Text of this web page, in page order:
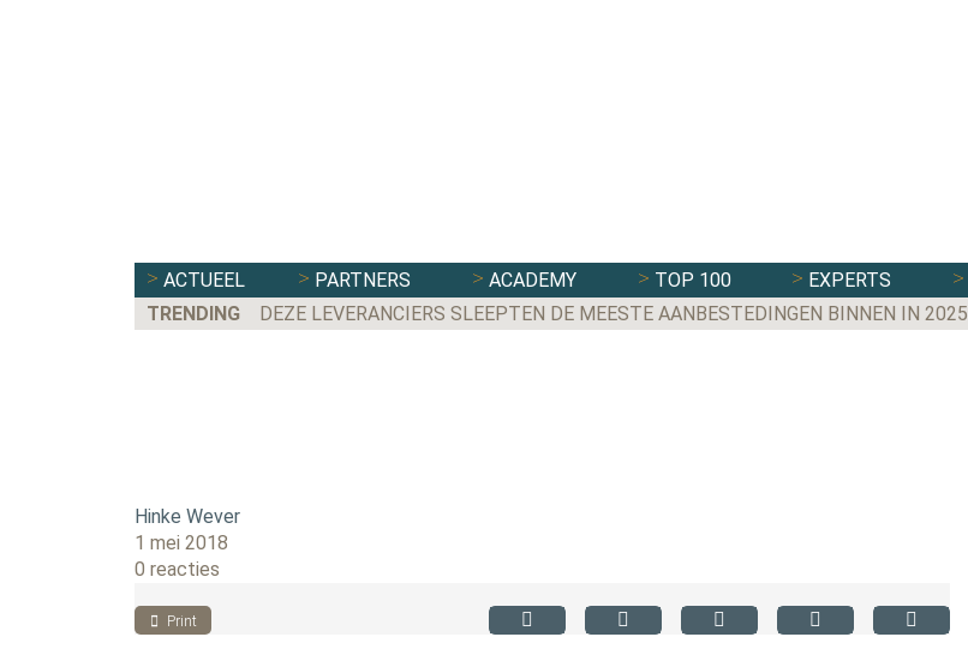
ACTUEEL PARTNERS ACADEMY TOP 100 EXPERTS
TRENDING
DEZE LEVERANCIERS SLEEPTEN DE MEESTE AANBESTEDINGEN BINNEN IN 2025
Hinke Wever
1 mei 2018
0 reacties
Print